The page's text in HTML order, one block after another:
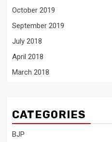
October 2019
September 2019
July 2018
April 2018
March 2018
CATEGORIES
BJP